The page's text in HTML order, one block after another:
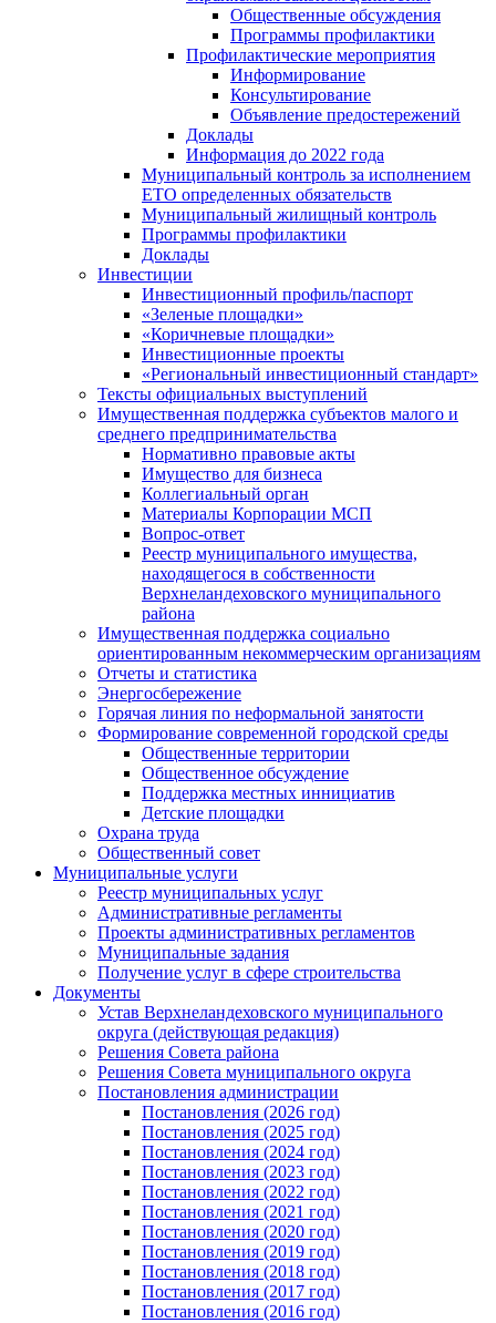
Общественные обсуждения
Программы профилактики
Профилактические мероприятия
Информирование
Консультирование
Объявление предостережений
Доклады
Информация до 2022 года
Муниципальный контроль за исполнением
ЕТО определенных обязательств
Муниципальный жилищный контроль
Программы профилактики
Доклады
Инвестиции
Инвестиционный профиль/паспорт
«Зеленые площадки»
«Коричневые площадки»
Инвестиционные проекты
«Региональный инвестиционный стандарт»
Тексты официальных выступлений
Имущественная поддержка субъектов малого и
среднего предпринимательства
Нормативно правовые акты
Имущество для бизнеса
Коллегиальный орган
Материалы Корпорации МСП
Вопрос-ответ
Реестр муниципального имущества,
находящегося в собственности
Верхнеландеховского муниципального
района
Имущественная поддержка социально
ориентированным некоммерческим организациям
Отчеты и статистика
Энергосбережение
Горячая линия по неформальной занятости
Формирование современной городской среды
Общественные территории
Общественное обсуждение
Поддержка местных иннициатив
Детские площадки
Охрана труда
Общественный совет
Муниципальные услуги
Реестр муниципальных услуг
Административные регламенты
Проекты административных регламентов
Муниципальные задания
Получение услуг в сфере строительства
Документы
Устав Верхнеландеховского муниципального
округа (действующая редакция)
Решения Совета района
Решения Совета муниципального округа
Постановления администрации
Постановления (2026 год)
Постановления (2025 год)
Постановления (2024 год)
Постановления (2023 год)
Постановления (2022 год)
Постановления (2021 год)
Постановления (2020 год)
Постановления (2019 год)
Постановления (2018 год)
Постановления (2017 год)
Постановления (2016 год)